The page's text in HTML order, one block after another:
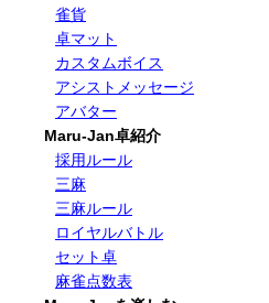
雀貨
卓マット
カスタムボイス
アシストメッセージ
アバター
Maru-Jan卓紹介
採用ルール
三麻
三麻ルール
ロイヤルバトル
セット卓
麻雀点数表